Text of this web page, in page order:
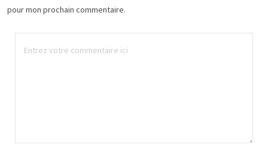
pour mon prochain commentaire.